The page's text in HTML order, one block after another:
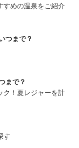
すめの温泉をご紹介
つまで？
まで？
ク！夏レジャーを計
す